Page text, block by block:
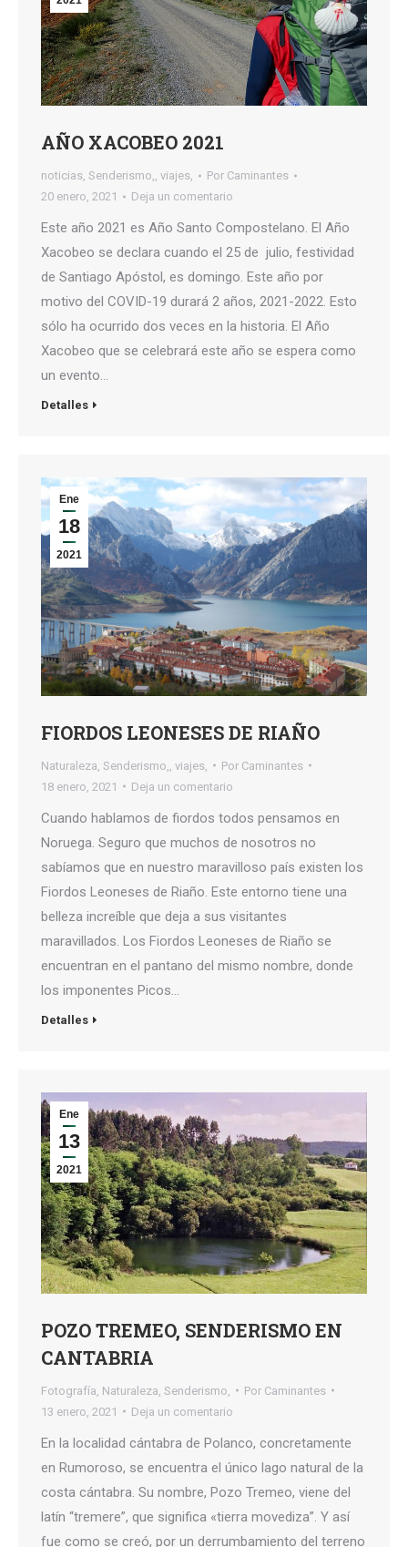
AÑO XACOBEO 2021
noticias, Senderismo,, viajes, Por Caminantes
20 enero, 2021
Deja un comentario
Este año 2021 es Año Santo Compostelano. El Año
Xacobeo se declara cuando el 25 de julio, festividad
de Santiago Apóstol, es domingo. Este año por
motivo del COVID-19 durará 2 años, 2021-2022. Esto
sólo ha ocurrido dos veces en la historia. El Año
Xacobeo que se celebrará este año se espera como
un evento…
Detalles
Ene
18
2021
FIORDOS LEONESES DE RIAÑO
Naturaleza Senderismo, viajes, Por Caminantes
18 enero, 2021
Deja un comentario
Cuando hablamos de fiordos todos pensamos en
Noruega. Seguro que muchos de nosotros no
sabíamos que en nuestro maravilloso país existen los
Fiordos Leoneses de Riaño. Este entorno tiene una
belleza increíble que deja a sus visitantes
maravillados. Los Fiordos Leoneses de Riaño se
encuentran en el pantano del mismo nombre, donde
los imponentes Picos…
Detalles
Ene
13
2021
POZO TREMEO, SENDERISMO EN
CANTABRIA
Fotografía Naturaleza Senderismo, Por Caminantes
13 enero, 2021
Deja un comentario
En la localidad cántabra de Polanco, concretamente
en Rumoroso, se encuentra el único lago natural de la
costa cántabra. Su nombre, Pozo Tremeo, viene del
latín “tremere”, que significa «tierra movediza”. Y así
fue como se creó, por un derrumbamiento del terreno